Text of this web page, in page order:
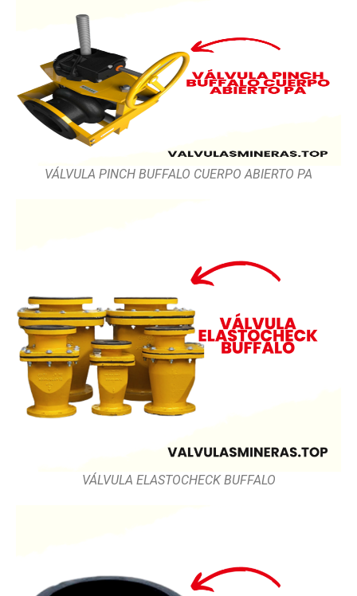
VÁLVULA PINCH BUFFALO CUERPO ABIERTO PA
VÁLVULA ELASTOCHECK BUFFALO